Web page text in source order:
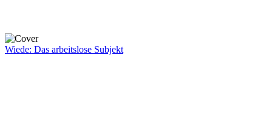
Wiede: Das arbeitslose Subjekt